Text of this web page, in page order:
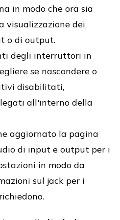
in modo che ora sia
visualizzazione dei
o di output.
degli interruttori in
se nascondere o
disabilitati,
all'interno della
aggiornato la pagina
di input e output per i
in modo da
sul jack per i